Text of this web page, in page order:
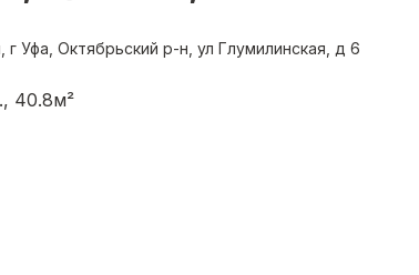
Уфа, Октябрьский р-н, ул Глумилинская, д 6